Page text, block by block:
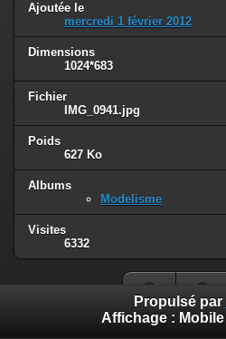
Ajoutée le
mercredi 1 février 2012
Dimensions
1024*683
Fichier
IMG_0941.jpg
Poids
627 Ko
Albums
Modelisme
Visites
6332
Propulsé par
Affichage : Mobile